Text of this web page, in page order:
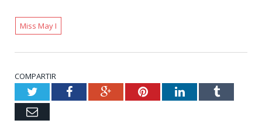
Miss May I
COMPARTIR
TwitterFacebookGoogle+PinterestLinkedInTumblr
Email